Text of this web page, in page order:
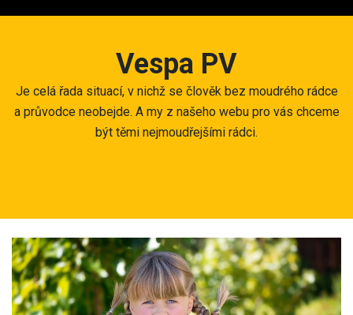
Vespa PV
Je celá řada situací, v nichž se člověk bez moudrého rádce
a průvodce neobejde. A my z našeho webu pro vás chceme
být těmi nejmoudřejšími rádci.